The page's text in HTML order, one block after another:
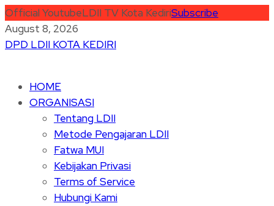
Official YoutubeLDII TV Kota KediriSubscribe
August 8, 2026
DPD LDII KOTA KEDIRI
HOME
ORGANISASI
Tentang LDII
Metode Pengajaran LDII
Fatwa MUI
Kebijakan Privasi
Terms of Service
Hubungi Kami